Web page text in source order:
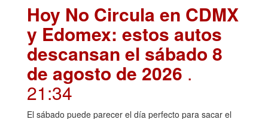
Hoy No Circula en CDMX
y Edomex: estos autos
descansan el sábado 8
de agosto de 2026 .
21:34
El sábado puede parecer el día perfecto para sacar el